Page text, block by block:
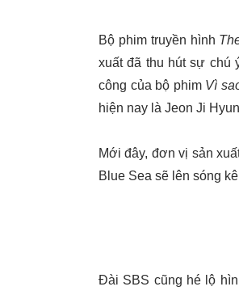
Bộ phim truyền hình
xuất đã thu hút sự chú
công của bộ phim Vì
hiện nay là Jeon Ji
Mới đây, đơn vị sản
Blue Sea sẽ lên sóng
Đài SBS cũng hé lộ